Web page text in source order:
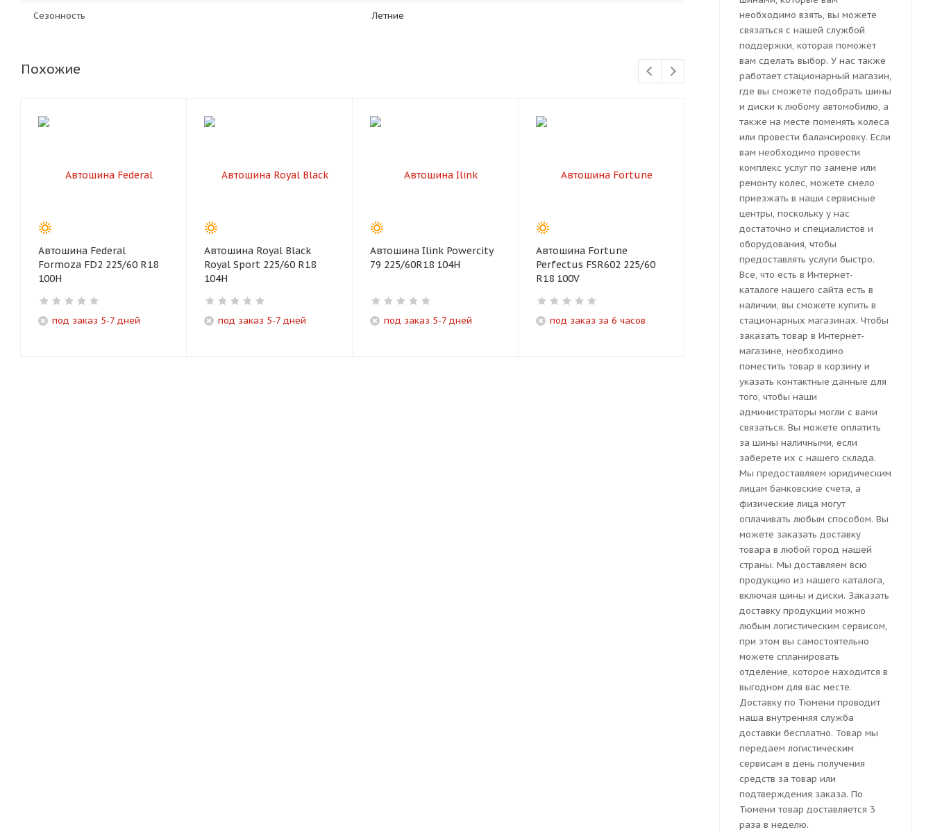
Сезонность Летние
Похожие
Автошина Federal
Formoza FD2 225/60 R18
100H
под заказ 5-7 дней
Автошина Royal Black
Royal Sport 225/60 R18
104H
под заказ 5-7 дней
Автошина Ilink Powercity
79 225/60R18 104H
под заказ 5-7 дней
Автошина Fortune
Perfectus FSR602 225/60
R18 100V
под заказ за 6 часов
Автошина Rapid
ECOSAVER 225/60 R18
под заказ 7-10 дней
PRO HP881
под заказ
необходимо взять, вы можете
связаться с нашей службой
поддержки, которая поможет
вам сделать выбор. У нас также
работает стационарный магазин,
где вы сможете подобрать шины
и диски к любому автомобилю, а
также на месте поменять колеса
или провести балансировку. Если
вам необходимо провести
комплекс услуг по замене или
ремонту колес, можете смело
приезжать в наши сервисные
центры, поскольку у нас
достаточно и специалистов и
оборудования, чтобы
предоставлять услуги быстро.
Все, что есть в Интернет-
каталоге нашего сайта есть в
наличии, вы сможете купить в
стационарных магазинах. Чтобы
заказать товар в Интернет-
магазине, необходимо
поместить товар в корзину и
указать контактные данные для
того, чтобы наши
администраторы могли с вами
связаться. Вы можете оплатить
за шины наличными, если
заберете их с нашего склада.
Мы предоставляем юридическим
лицам банковские счета, а
физические лица могут
оплачивать любым способом. Вы
можете заказать доставку
товара в любой город нашей
страны. Мы доставляем всю
продукцию из нашего каталога,
включая шины и диски. Заказать
доставку продукции можно
любым логистическим сервисом,
при этом вы самостоятельно
можете спланировать
отделение, которое находится в
выгодном для вас месте.
Доставку по Тюмени проводит
наша внутренняя служба
доставки бесплатно. Товар мы
передаем логистическим
сервисам в день получения
средств за товар или
подтверждения заказа. По
Тюмени товар доставляется 3
раза в неделю.